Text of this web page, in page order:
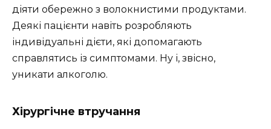
діяти обережно з волокнистими продуктами.
Деякі пацієнти навіть розробляють
індивідуальні дієти, які допомагають
справлятись із симптомами. Ну і, звісно,
уникати алкоголю.
Хірургічне втручання